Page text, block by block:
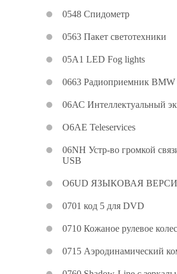
0548 Спидометр
0563 Пакет светотехники
05A1 LED Fog lights
0663 Радиоприемник BMW
06АС Интеллектуальный
O6AE Teleservices
06NH Устр-во громкой
USB
О6UD ЯЗЫКОВАЯ
0701 код 5 для DVD
0710 Кожаное рулевое
0715 Аэродинамический